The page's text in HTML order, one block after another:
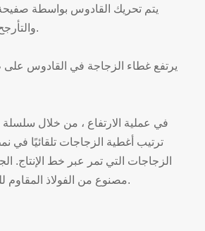
يتم تحريك القادوس بواسطة صفيحة
والتأرجح حول محورها الرأسي.
يرتفع غطاء الزجاجة في القادوس على
في عملية الارتفاع ، من خلال سلسلة
ترتيب أغطية الزجاجات تلقائيًا في
الزجاجات التي تمر عبر خط الإنتاج.
مصنوع من الفولاذ المقاوم للصدأ 304 عالي الجودة.